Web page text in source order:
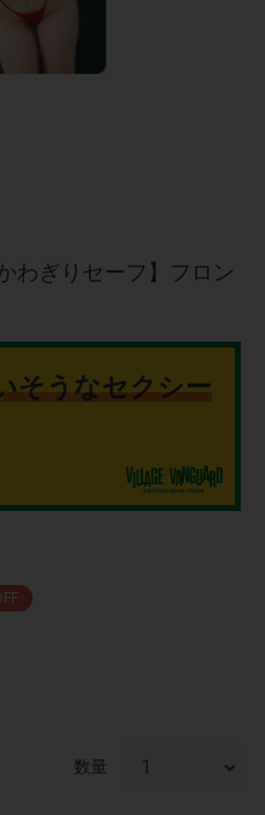
わぎりセーフ】フロン
そうなセクシー
数量